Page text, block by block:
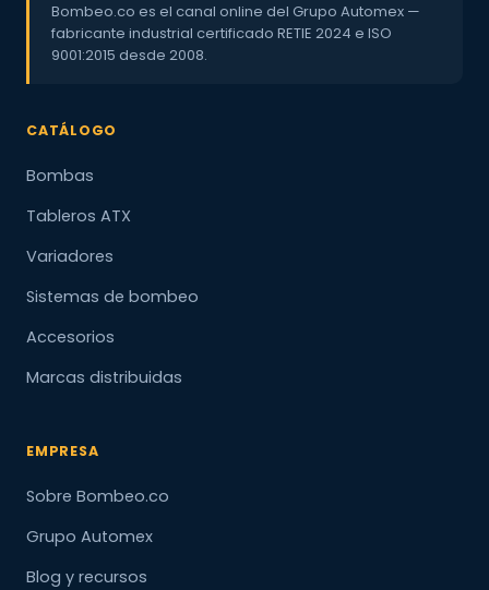
Bombeo.co es el canal online del Grupo Automex —
fabricante industrial certificado RETIE 2024 e ISO
9001:2015 desde 2008.
CATÁLOGO
Bombas
Tableros ATX
Variadores
Sistemas de bombeo
Accesorios
Marcas distribuidas
EMPRESA
Sobre Bombeo.co
Grupo Automex
Blog y recursos